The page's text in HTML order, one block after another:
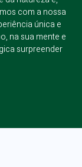
com a nossa
única e
na sua mente e
surpreender